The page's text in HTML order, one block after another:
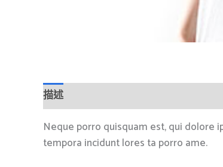
描述
Neque porro quisquam est, qui dolore
tempora incidunt lores ta porro ame.